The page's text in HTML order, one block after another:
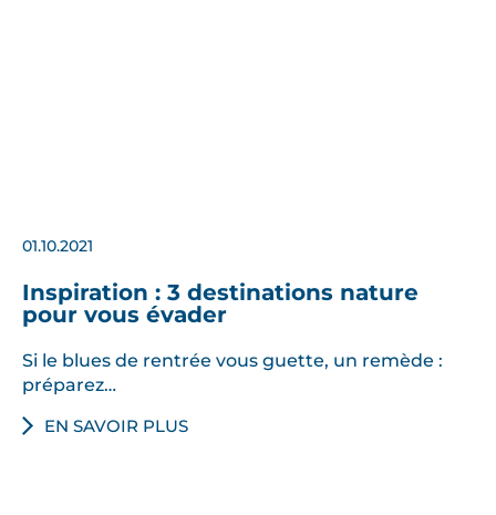
01.10.2021
Inspiration : 3 destinations nature
pour vous évader
Si le blues de rentrée vous guette, un remède :
préparez…
EN SAVOIR PLUS